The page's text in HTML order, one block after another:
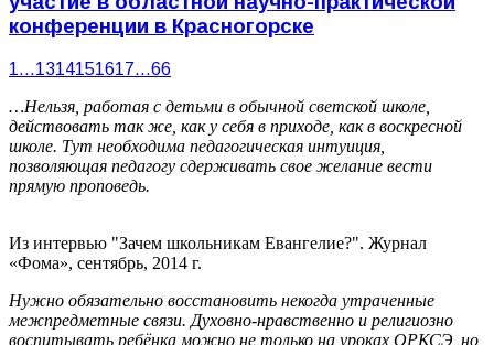
конференции в Красногорске
1…1314151617…66
…Нельзя, работая с детьми в обычной светской школе,
действовать так же, как у себя в приходе, как в воскресной
школе. Тут необходима педагогическая интуиция,
позволяющая педагогу сдерживать свое желание вести
прямую проповедь.
Из интервью "Зачем школьникам Евангелие?". Журнал
«Фома», сентябрь, 2014 г.
Нужно обязательно восстановить некогда утраченные
межпредметные связи. Духовно-нравственно и религиозно
воспитывать ребёнка можно не только на уроках ОРКСЭ, но